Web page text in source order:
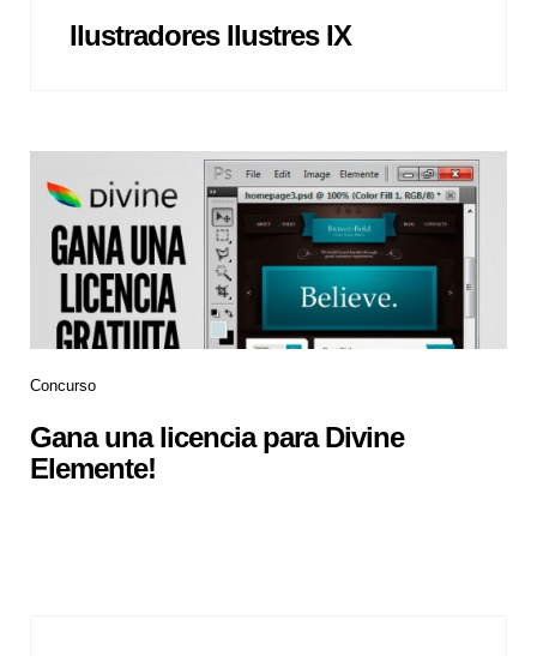
Ilustradores Ilustres IX
Concurso
Gana una licencia para Divine
Elemente!